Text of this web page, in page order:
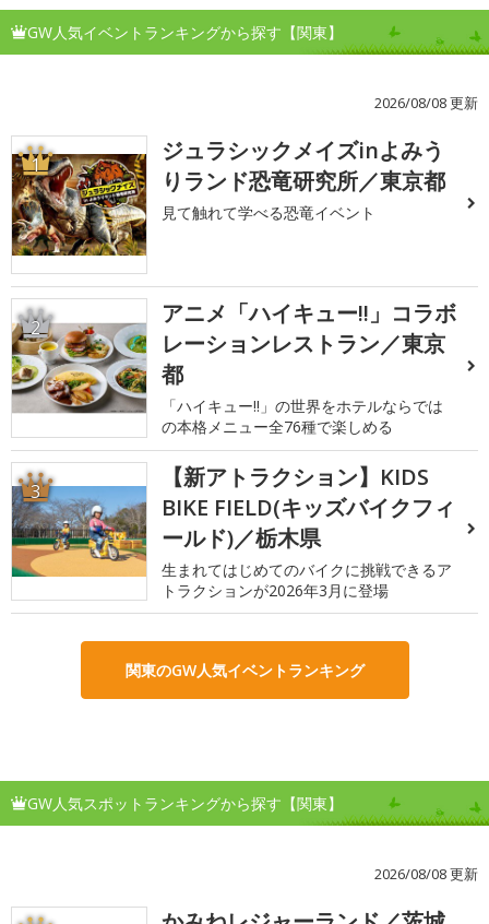
GW人気イベントランキングから探す【関東】
2026/08/08 更新
1
ジュラシックメイズinよみう
りランド恐竜研究所／東京都
見て触れて学べる恐竜イベント
2
アニメ「ハイキュー!!」コラボ
レーションレストラン／東京
都
「ハイキュー!!」の世界をホテルならでは
の本格メニュー全76種で楽しめる
3
【新アトラクション】KIDS
BIKE FIELD(キッズバイクフィ
ールド)／栃木県
生まれてはじめてのバイクに挑戦できるア
トラクションが2026年3月に登場
関東のGW人気イベントランキング
GW人気スポットランキングから探す【関東】
2026/08/08 更新